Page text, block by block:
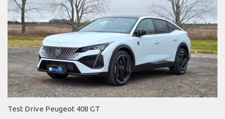
Test Drive Peugeot 408 GT